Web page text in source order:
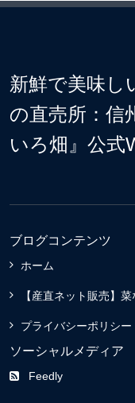
新鮮で美味し
の直売所：信
いろ畑』公式
ブログコンテンツ
ホーム
【産直ネット販売】
プライバシーポリシー
ソーシャルメディア
Feedly